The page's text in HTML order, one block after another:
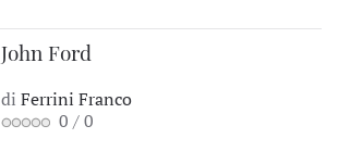
John Ford
di Ferrini Franco
0 /0